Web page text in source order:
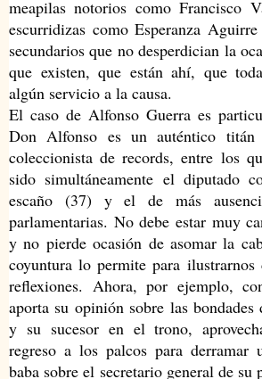
meapilas notorios como Francisco
escurridizas como Esperanza
secundarios que no desperdician la
que existen, que están ahí, que
algún servicio a la causa.
El caso de Alfonso Guerra es
Don Alfonso es un auténtico
coleccionista de records, entre los
sido simultáneamente el diputado
escaño (37) y el de más
parlamentarias. No debe estar muy
y no pierde ocasión de asomar la
coyuntura lo permite para ilustrarnos
reflexiones. Ahora, por ejemplo,
aporta su opinión sobre las
y su sucesor en el trono,
regreso a los palcos para derramar
baba sobre el secretario general de